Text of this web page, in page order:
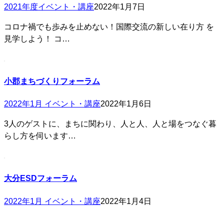
2021年度イベント・講座2022年1月7日
コロナ禍でも歩みを止めない！国際交流の新しい在り方 を
見学しよう！ コ…
小郡まちづくりフォーラム
2022年1月 イベント・講座2022年1月6日
3人のゲストに、まちに関わり、人と人、人と場をつなぐ暮
らし方を伺います…
大分ESDフォーラム
2022年1月 イベント・講座2022年1月4日